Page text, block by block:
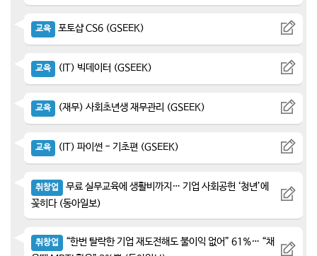
교육 포토샵 CS6 (GSEEK)
교육 (IT) 빅데이터 (GSEEK)
교육 (재무) 사회초년생 재무관리 (GSEEK)
교육 (IT) 파이썬 - 기초편 (GSEEK)
취창업
무료 실무교육에 생활비까지… 기업 사회공헌 ‘청년’에
꽂히다 (동아일보)
취창업
“한번 탈락한 기업 재도전해도 불이익 없어” 61%… “채